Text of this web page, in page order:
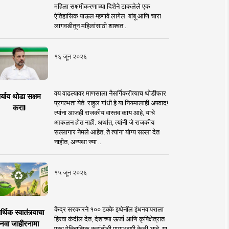
महिला सक्षमीकरणाच्या दिशेने टाकलेले एक
ऐतिहासिक पाऊल म्हणावे लागेल. बांबू आणि चारा
लागवडीतून महिलांसाठी शाश्वत ..
१६ जून २०२६
थोडा सक्षम
करा!
वय वाढल्यावर माणसाला नैसर्गिकरीत्याच थोडीफार
प्रगल्भता येते. राहुल गांधी हे या नियमालाही अपवाद!
त्यांना आजही राजकीय वास्तव काय आहे, याचे
आकलन होत नाही. अर्थात, त्यांनी जे राजकीय
सल्लागार नेमले आहेत, ते त्यांना योग्य सल्ला देत
नाहीत, अन्यथा ज्या ..
१५ जून २०२६
स्वातंत्र्याचा
जाहीरनामा
केंद्र सरकारने १०० टक्के इथेनॉल इंधनवापराला
हिरवा कंदील देत, देशाच्या ऊर्जा आणि कृषिक्षेत्रात